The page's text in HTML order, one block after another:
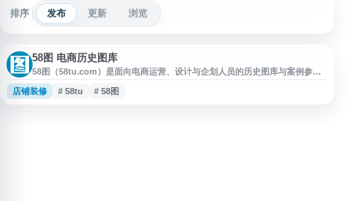
排序 发布 更新 浏览
58图 电商历史图库
58图（58tu.com）是面向电商运营、设计与企划人员的历史图库与案例参考
平台，提供店铺首页历史快照、专题设计、竞品页面记录和电商案例分析等资
料。网站侧重还原店铺运营与页面设计过程，帮助用户从历史实战案例中了解
店铺装修 # 58tu # 58图